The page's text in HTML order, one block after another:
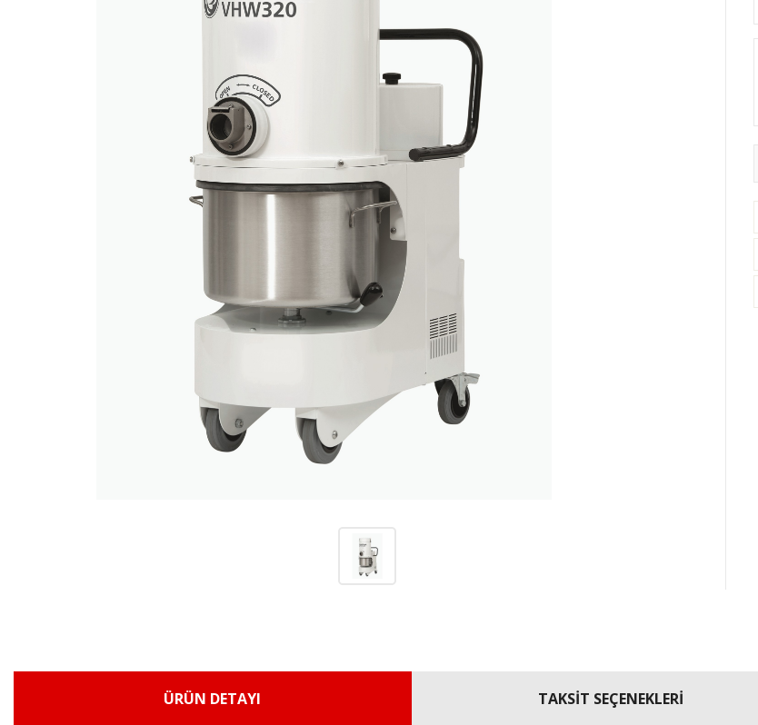
ÜRÜN DETAYI TAKSİT SEÇENEKLERİ